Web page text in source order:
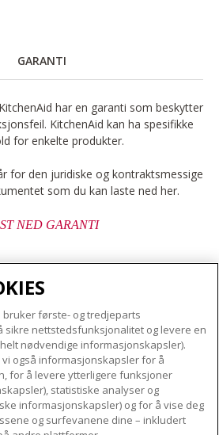
GARANTI
har en garanti som beskytter
KitchenAid kan ha spesifikke
for enkelte produkter.
for den juridiske og kontraktsmessige
som du kan laste ned her.
NED GARANTI
bruker første- og tredjeparts
nettstedsfunksjonalitet og levere en
nødvendige informasjonskapsler).
også informasjonskapsler for å
for å levere ytterligere funksjoner
statistiske analyser og
informasjonskapsler) og for å vise deg
og surfevanene dine – inkludert